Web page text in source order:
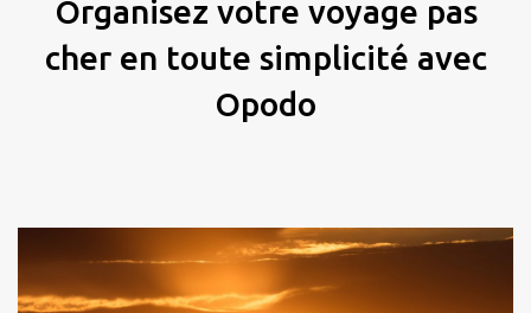
Organisez votre voyage pas
cher en toute simplicité avec
Opodo